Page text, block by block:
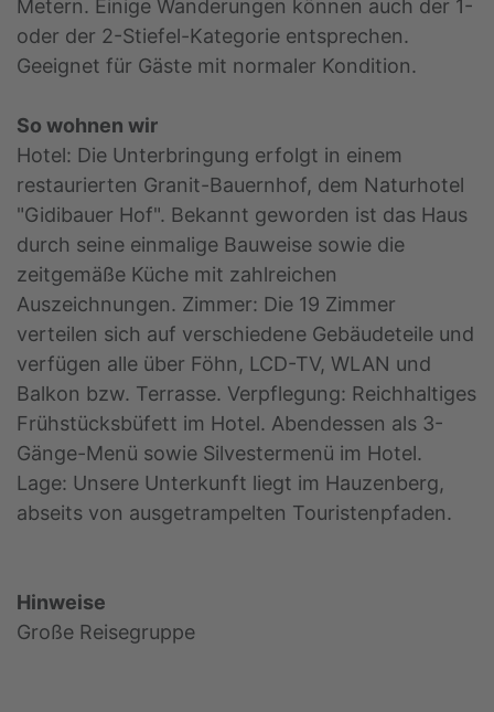
Metern. Einige Wanderungen können auch der 1-
oder der 2-Stiefel-Kategorie entsprechen.
Geeignet für Gäste mit normaler Kondition.
So wohnen wir
Hotel: Die Unterbringung erfolgt in einem
restaurierten Granit-Bauernhof, dem Naturhotel
"Gidibauer Hof". Bekannt geworden ist das Haus
durch seine einmalige Bauweise sowie die
zeitgemäße Küche mit zahlreichen
Auszeichnungen. Zimmer: Die 19 Zimmer
verteilen sich auf verschiedene Gebäudeteile und
verfügen alle über Föhn, LCD-TV, WLAN und
Balkon bzw. Terrasse. Verpflegung: Reichhaltiges
Frühstücksbüfett im Hotel. Abendessen als 3-
Gänge-Menü sowie Silvestermenü im Hotel.
Lage: Unsere Unterkunft liegt im Hauzenberg,
abseits von ausgetrampelten Touristenpfaden.
Hinweise
Große Reisegruppe